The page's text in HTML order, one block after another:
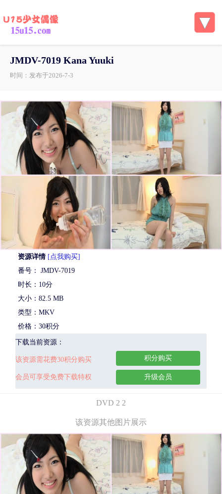
JMDV-7019 Kana Yuuki
时间：发布于2026-7-3
资源详情 [点我购买]
番号： JMDV-7019
时长：10分
大小：82.5 MB
类型：MKV
价格：30积分
下载当前资源：
该资源需花费30积分购买
会员可享受免费下载特权
积分购买
升级会员
DVD 2 2
该资源其他图片展示